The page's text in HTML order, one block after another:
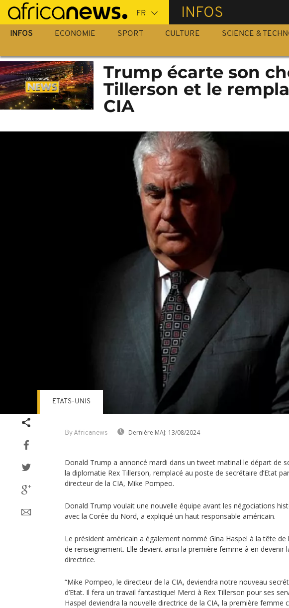
Passer
au
contenu
INFOS
INFOS ECONOMIE SPORT CULTURE SCIENCE &
Trump écarte son
Tillerson et le
CIA
By Africanews Dernière MAJ: 13/08/2024
ETATS-UNIS
Donald Trump a annoncé mardi dans un tweet matinal le départ de
la diplomatie Rex Tillerson, remplacé au poste de secrétaire d’Etat par
directeur de la CIA, Mike Pompeo.
Donald Trump voulait une nouvelle équipe avant les négociations
avec la Corée du Nord, a expliqué un haut responsable américain.
Le président américain a également nommé Gina Haspel à la tête de
de renseignement. Elle devient ainsi la première femme à en devenir
directrice.
“Mike Pompeo, le directeur de la CIA, deviendra notre nouveau
d’Etat. Il fera un travail fantastique! Merci à Rex Tillerson pour ses
Haspel deviendra la nouvelle directrice de la CIA, la première femme